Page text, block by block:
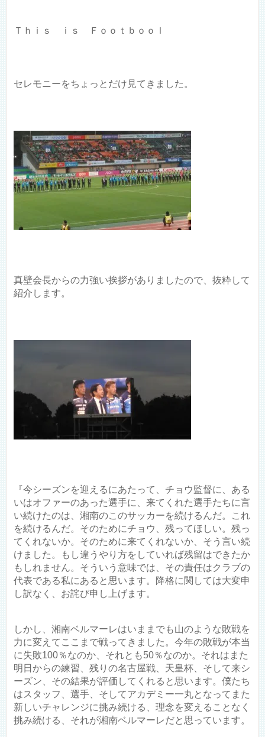
Ｔｈｉｓ ｉｓ Ｆｏｏｔｂｏｏｌ
セレモニーをちょっとだけ見てきました。
真壁会長からの力強い挨拶がありましたので、抜粋して
紹介します。
『今シーズンを迎えるにあたって、チョウ監督に、ある
いはオファーのあった選手に、来てくれた選手たちに言
い続けたのは、湘南のこのサッカーを続けるんだ。これ
を続けるんだ。そのためにチョウ、残ってほしい。残っ
てくれないか。そのために来てくれないか、そう言い続
けました。もし違うやり方をしていれば残留はできたか
もしれません。そういう意味では、その責任はクラブの
代表である私にあると思います。降格に関しては大変申
し訳なく、お詫び申し上げます。
しかし、湘南ベルマーレはいままでも山のような敗戦を
力に変えてここまで戦ってきました。今年の敗戦が本当
に失敗100％なのか、それとも50％なのか。それはまた
明日からの練習、残りの名古屋戦、天皇杯、そして来シ
ーズン、その結果が評価してくれると思います。僕たち
はスタッフ、選手、そしてアカデミー一丸となってまた
新しいチャレンジに挑み続ける、理念を変えることなく
挑み続ける、それが湘南ベルマーレだと思っています。